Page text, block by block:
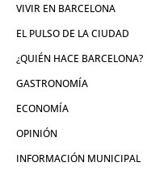
VIVIR EN BARCELONA
EL PULSO DE LA CIUDAD
¿QUIÉN HACE BARCELONA?
GASTRONOMÍA
ECONOMÍA
OPINIÓN
INFORMACIÓN MUNICIPAL